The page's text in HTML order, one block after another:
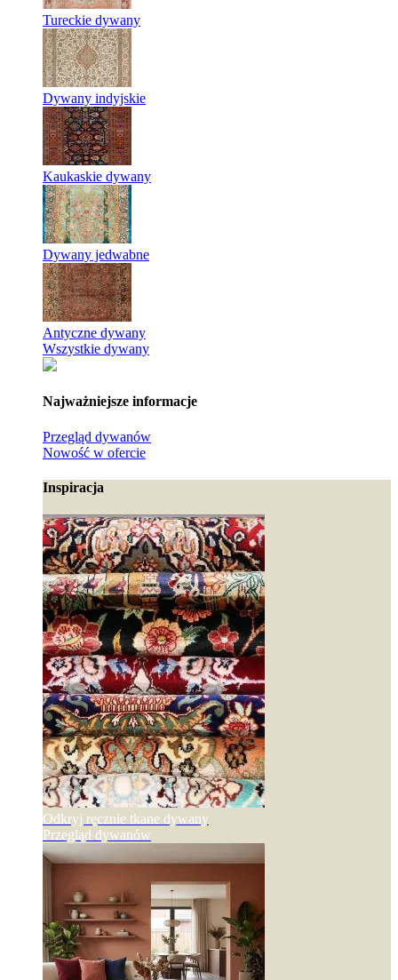
Tureckie dywany
Dywany indyjskie
Kaukaskie dywany
Dywany jedwabne
Antyczne dywany
Wszystkie dywany
Najważniejsze informacje
Przegląd dywanów
Nowość w ofercie
Inspiracja
Odkryj ręcznie tkane dywany
Przegląd dywanów